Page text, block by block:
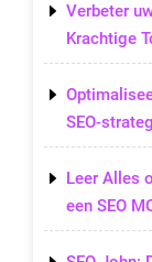
Verbeter
Krachtige
SEO-
Leer Alles
een SEO